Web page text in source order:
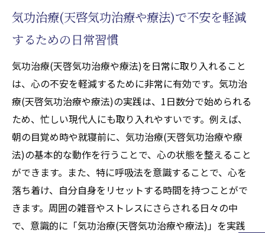
気功治療(天啓気功治療や療法)で不安を軽減
するための日常習慣
気功治療(天啓気功治療や療法)を日常に取り入れること
は、心の不安を軽減するために非常に有効です。気功治
療(天啓気功治療や療法)の実践は、1日数分で始められる
ため、忙しい現代人にも取り入れやすいです。例えば、
朝の目覚め時や就寝前に、気功治療(天啓気功治療や療
法)の基本的な動作を行うことで、心の状態を整えること
ができます。また、特に呼吸法を意識することで、心を
落ち着け、自分自身をリセットする時間を持つことがで
きます。周囲の雑音やストレスにさらされる日々の中
で、意識的に「気功治療(天啓気功治療や療法)」を実践